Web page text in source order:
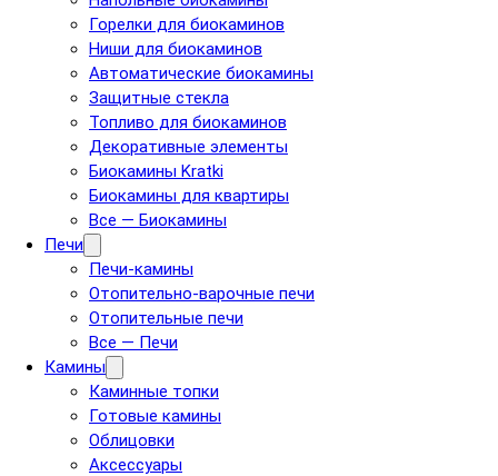
Горелки для биокаминов
Ниши для биокаминов
Автоматические биокамины
Защитные стекла
Топливо для биокаминов
Декоративные элементы
Биокамины Kratki
Биокамины для квартиры
Все — Биокамины
Печи
Печи-камины
Отопительно-варочные печи
Отопительные печи
Все — Печи
Камины
Каминные топки
Готовые камины
Облицовки
Аксессуары